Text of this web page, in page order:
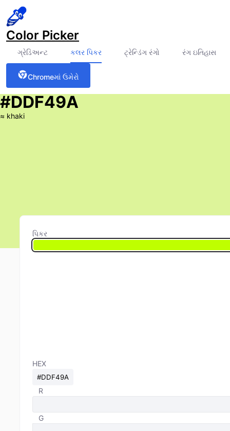
Color Picker
ગ્રેડિઅન્ટ કલર પિકર ટ્રેન્ડિંગ રંગો રંગ ઇતિહાસ
Chromeમાં ઉમેરો
#DDF49A
≈ khaki
પિકર
HEX
R
G